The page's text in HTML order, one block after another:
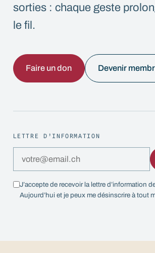
sorties : chaque geste
le fil.
Faire un don Devenir
LETTRE D’INFORMATION
J’accepte de recevoir la lettre d’information
Aujourd’hui et je peux me désinscrire à tout